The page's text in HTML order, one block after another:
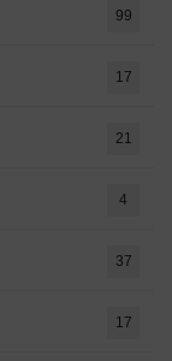
99
17
21
4
37
17